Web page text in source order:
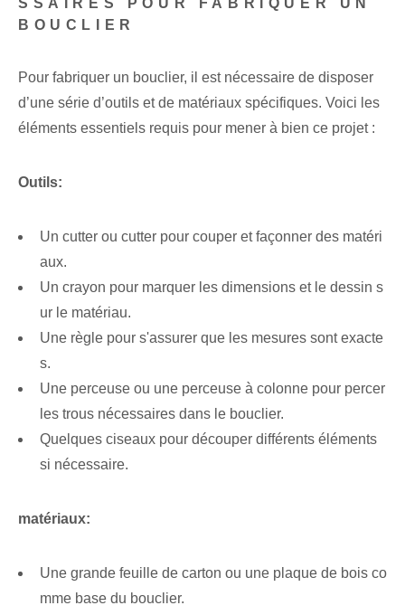
SSAIRES POUR FABRIQUER UN
BOUCLIER
Pour fabriquer un bouclier, il est nécessaire de disposer
d’une série d’outils et de matériaux spécifiques. Voici les
éléments essentiels requis pour mener à bien ce projet :
Outils:
Un cutter ou cutter pour couper et façonner des matéri
aux.
Un crayon pour marquer les dimensions et le dessin s
ur le matériau.
Une règle pour s'assurer que les mesures sont exacte
s.
Une perceuse ou une perceuse à colonne pour percer
les trous nécessaires dans le bouclier.
Quelques ciseaux pour découper différents éléments
si nécessaire.
matériaux:
Une grande feuille de carton ou une plaque de bois co
mme base du bouclier.